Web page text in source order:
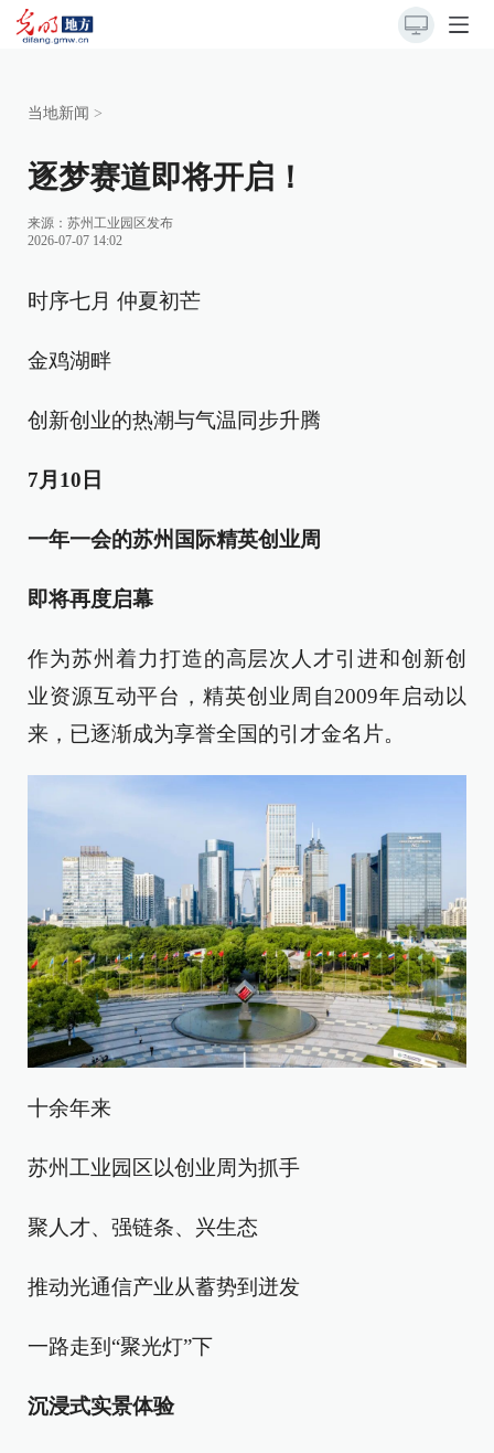
当地新闻 >
逐梦赛道即将开启！
来源： 苏州工业园区发布
2026-07-07 14:02
时序七月 仲夏初芒
金鸡湖畔
创新创业的热潮与气温同步升腾
7月10日
一年一会的苏州国际精英创业周
即将再度启幕
作为苏州着力打造的高层次人才引进和创新创
业资源互动平台，精英创业周自2009年启动以
来，已逐渐成为享誉全国的引才金名片。
十余年来
苏州工业园区以创业周为抓手
聚人才、强链条、兴生态
推动光通信产业从蓄势到迸发
一路走到“聚光灯”下
沉浸式实景体验